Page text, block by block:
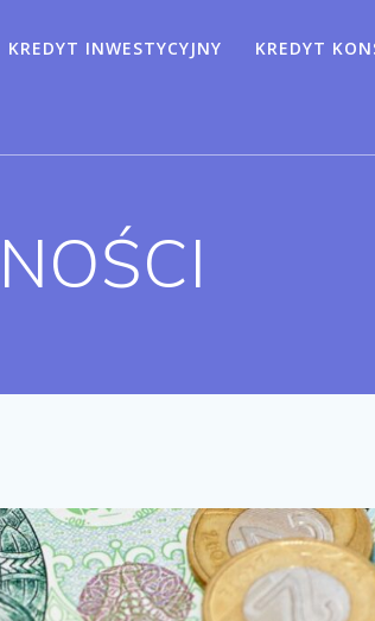
KREDYT INWESTYCYJNY KREDYT